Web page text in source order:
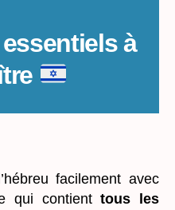
à
facilement avec
qui contienttous les